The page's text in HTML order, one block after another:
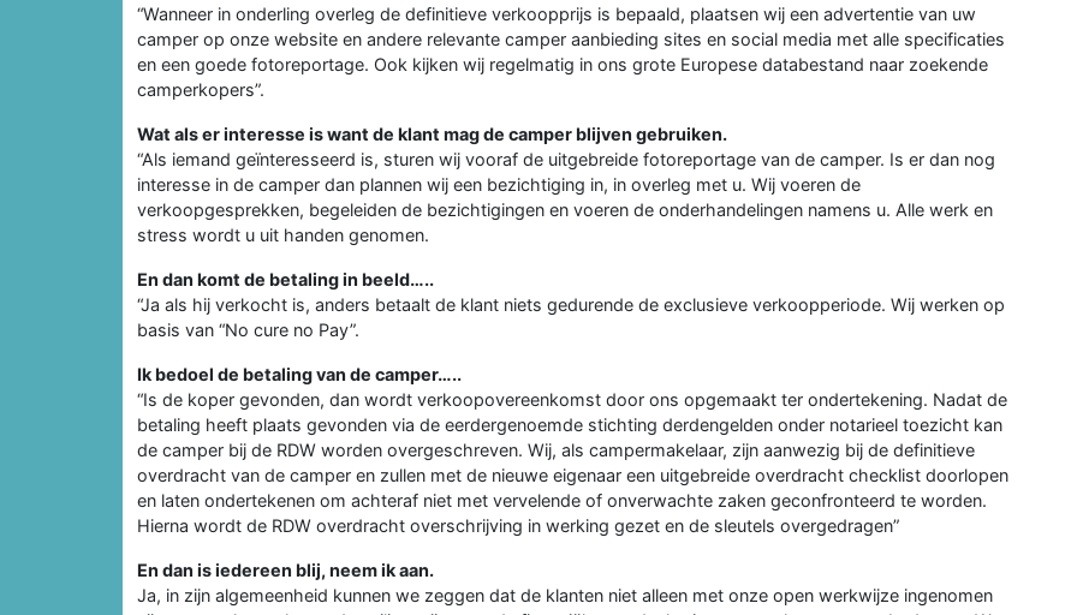
“Wanneer in onderling overleg de definitieve verkoopprijs is bepaald, plaatsen wij een advertentie van uw
camper op onze website en andere relevante camper aanbieding sites en social media met alle specificaties
en een goede fotoreportage. Ook kijken wij regelmatig in ons grote Europese databestand naar zoekende
camperkopers”.
Wat als er interesse is want de klant mag de camper blijven gebruiken.
“Als iemand geïnteresseerd is, sturen wij vooraf de uitgebreide fotoreportage van de camper. Is er dan nog
interesse in de camper dan plannen wij een bezichtiging in, in overleg met u. Wij voeren de
verkoopgesprekken, begeleiden de bezichtigingen en voeren de onderhandelingen namens u. Alle werk en
stress wordt u uit handen genomen.
En dan komt de betaling in beeld…..
“Ja als hij verkocht is, anders betaalt de klant niets gedurende de exclusieve verkoopperiode. Wij werken op
basis van “No cure no Pay”.
Ik bedoel de betaling van de camper…..
“Is de koper gevonden, dan wordt verkoopovereenkomst door ons opgemaakt ter ondertekening. Nadat de
betaling heeft plaats gevonden via de eerdergenoemde stichting derdengelden onder notarieel toezicht kan
de camper bij de RDW worden overgeschreven. Wij, als campermakelaar, zijn aanwezig bij de definitieve
overdracht van de camper en zullen met de nieuwe eigenaar een uitgebreide overdracht checklist doorlopen
en laten ondertekenen om achteraf niet met vervelende of onverwachte zaken geconfronteerd te worden.
Hierna wordt de RDW overdracht overschrijving in werking gezet en de sleutels overgedragen”
En dan is iedereen blij, neem ik aan.
Ja, in zijn algemeenheid kunnen we zeggen dat de klanten niet alleen met onze open werkwijze ingenomen